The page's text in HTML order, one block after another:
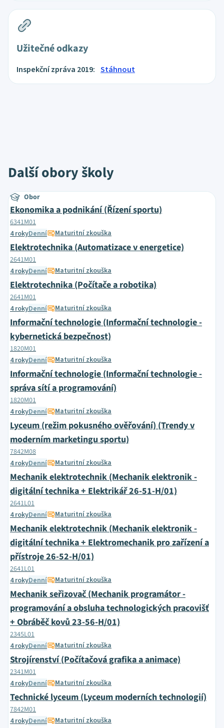
Užitečné odkazy
Inspekční zpráva 2019: Stáhnout
Další obory školy
Obor
Ekonomika a podnikání (Řízení sportu)
6341M01
4 rokyDenní Maturitní zkouška
Elektrotechnika (Automatizace v energetice)
2641M01
4 rokyDenní Maturitní zkouška
Elektrotechnika (Počítače a robotika)
2641M01
4 rokyDenní Maturitní zkouška
Informační technologie (Informační technologie -
kybernetická bezpečnost)
1820M01
4 rokyDenní Maturitní zkouška
Informační technologie (Informační technologie -
správa sítí a programování)
1820M01
4 rokyDenní Maturitní zkouška
Lyceum (režim pokusného ověřování) (Trendy v
moderním marketingu sportu)
7842M08
4 rokyDenní Maturitní zkouška
Mechanik elektrotechnik (Mechanik elektronik -
digitální technika + Elektrikář 26-51-H/01)
2641L01
4 rokyDenní Maturitní zkouška
Mechanik elektrotechnik (Mechanik elektronik -
digitální technika + Elektromechanik pro zařízení a
přístroje 26-52-H/01)
2641L01
4 rokyDenní Maturitní zkouška
Mechanik seřizovač (Mechanik programátor -
programování a obsluha technologických pracovišť
+ Obráběč kovů 23-56-H/01)
2345L01
4 rokyDenní Maturitní zkouška
Strojírenství (Počítačová grafika a animace)
2341M01
4 rokyDenní Maturitní zkouška
Technické lyceum (Lyceum moderních technologií)
7842M01
4 rokyDenní Maturitní zkouška